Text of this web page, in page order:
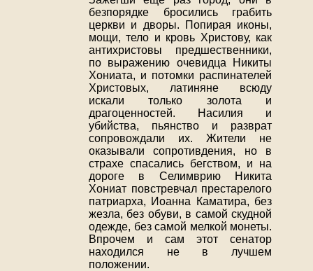
безпорядке бросились грабить
церкви и дворы. Попирая иконы,
мощи, тело и кровь Христову, как
антихристовы предшественники,
по выражению очевидца Никиты
Хониата, и потомки распинателей
Христовых, латиняне всюду
искали только золота и
драгоценностей. Насилия и
убийства, пьянство и разврат
сопровождали их. Жители не
оказывали сопротивдения, но в
страхе спасались бегством, и на
дороге в Селимврию Никита
Хониат повстревчал престарелого
патриарха, Иоанна Каматира, без
жезла, без обуви, в самой скудной
одежде, без самой мелкой монеты.
Впрочем и сам этот сенатор
находился не в лучшем
положении.